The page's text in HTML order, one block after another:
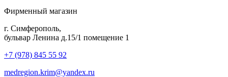
Фирменный магазин
г. Симферополь,
бульвар Ленина д.15/1 помещение 1
+7 (978) 845 55 92
medregion.krim@yandex.ru